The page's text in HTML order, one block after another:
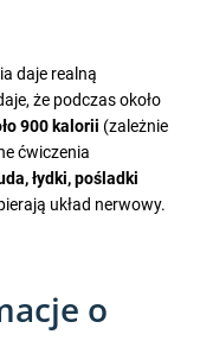
daje realną
że podczas około
900 kalorii (zależnie
ćwiczenia
łydki, pośladki
układ nerwowy.
o